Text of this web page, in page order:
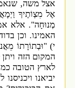
אצל משה,
אֶל מִצְוֹתֶיךָ
מְנוּחָה". אלא
האמינו. וכן
י) "וּבְתוֹרָתוֹ
המקום הזה
לארץ הטובה
יביאנו